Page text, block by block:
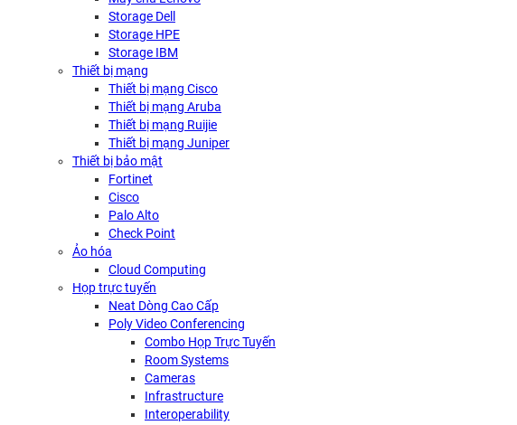
Storage Dell
Storage HPE
Storage IBM
Thiết bị mạng
Thiết bị mạng Cisco
Thiết bị mạng Aruba
Thiết bị mạng Ruijie
Thiết bị mạng Juniper
Thiết bị bảo mật
Fortinet
Cisco
Palo Alto
Check Point
Ảo hóa
Cloud Computing
Họp trực tuyến
Neat Dòng Cao Cấp
Poly Video Conferencing
Combo Họp Trực Tuyến
Room Systems
Cameras
Infrastructure
Interoperability